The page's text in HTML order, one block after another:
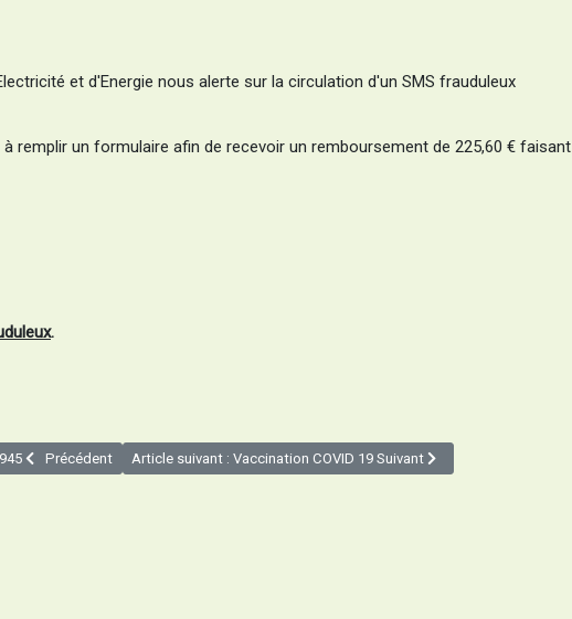
et d'Energie nous alerte sur la circulation d'un SMS frauduleux
remplir un formulaire afin de recevoir un remboursement de 225,60 € faisant
.
Précédent Article suivant : Vaccination COVID 19 Suivant